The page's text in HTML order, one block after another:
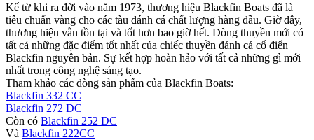
Kể từ khi ra đời vào năm 1973, thương hiệu Blackfin Boats đã là
tiêu chuẩn vàng cho các tàu đánh cá chất lượng hàng đầu. Giờ đây,
thương hiệu vẫn tồn tại và tốt hơn bao giờ hết. Dòng thuyền mới có
tất cả những đặc điểm tốt nhất của chiếc thuyền đánh cá cổ điển
Blackfin nguyên bản. Sự kết hợp hoàn hảo với tất cả những gì mới
nhất trong công nghệ sáng tạo.
Tham khảo các dòng sản phẩm của Blackfin Boats:
Blackfin 332 CC
Blackfin 272 DC
Còn có Blackfin 252 DC
Và Blackfin 222CC